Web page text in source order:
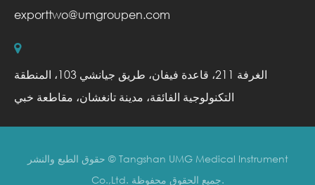
exporttwo@umgroupen.com
الغرفة 211، قاعدة فيفان، طريق جيانشي 103، المنطقة
التكنولوجية الفائقة، مدينة تانغشان، مقاطعة خبي
حقوق الطبع والنشر © Tangshan UMG Medical Instrument
Co.,Ltd.
جميع الحقوق محفوظة.